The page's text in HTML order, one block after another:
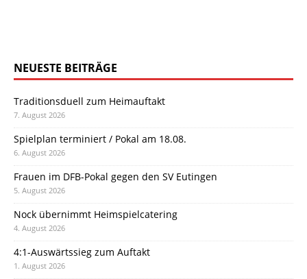
NEUESTE BEITRÄGE
Traditionsduell zum Heimauftakt
7. August 2026
Spielplan terminiert / Pokal am 18.08.
6. August 2026
Frauen im DFB-Pokal gegen den SV Eutingen
5. August 2026
Nock übernimmt Heimspielcatering
4. August 2026
4:1-Auswärtssieg zum Auftakt
1. August 2026